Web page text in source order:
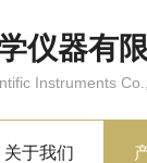
仪器有
Instruments
关于我们